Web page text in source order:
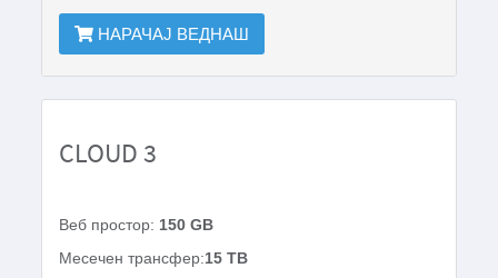
НАРАЧАЈ ВЕДНАШ
CLOUD 3
Веб простор: 150 GB
Месечен трансфер:15 TB